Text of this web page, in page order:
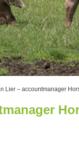
Lier – accountmanager